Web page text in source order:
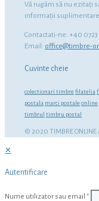
Vă rugăm să nu ezitaţi
informaţii
Contactati-ne: +40 0723
Email: office@timbre-
Cuvinte cheie
colectionari timbre filatelia
postala marci postale online
timbrul timbru postal
© 2020 TIMBRE
✕
Autentificare
Nume utilizator sau email *